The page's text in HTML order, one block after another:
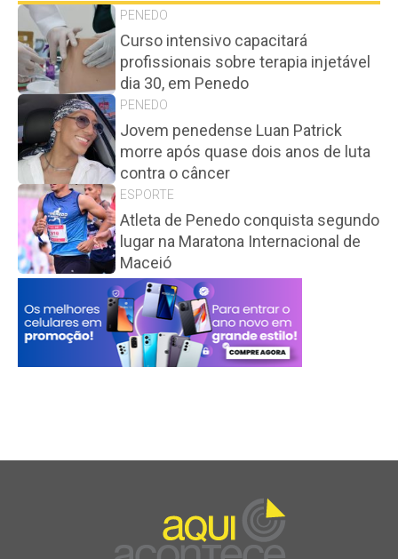
PENEDO
Curso intensivo capacitará
profissionais sobre terapia injetável
dia 30, em Penedo
PENEDO
Jovem penedense Luan Patrick
morre após quase dois anos de luta
contra o câncer
ESPORTE
Atleta de Penedo conquista segundo
lugar na Maratona Internacional de
Maceió